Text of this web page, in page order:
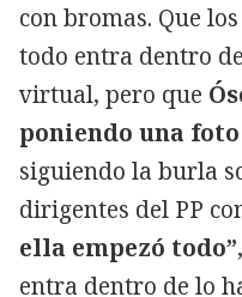
con bromas. Que
todo entra dentro
virtual, pero que
poniendo una
siguiendo la burla
dirigentes del PP
ella empezó todo”
entra dentro de lo